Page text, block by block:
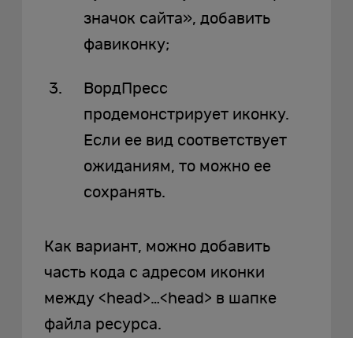
значок сайта», добавить
фавиконку;
ВордПресс
продемонстрирует иконку.
Если ее вид соответствует
ожиданиям, то можно ее
сохранять.
Как вариант, можно добавить
часть кода с адресом иконки
между <head>…<head> в шапке
файла ресурса.